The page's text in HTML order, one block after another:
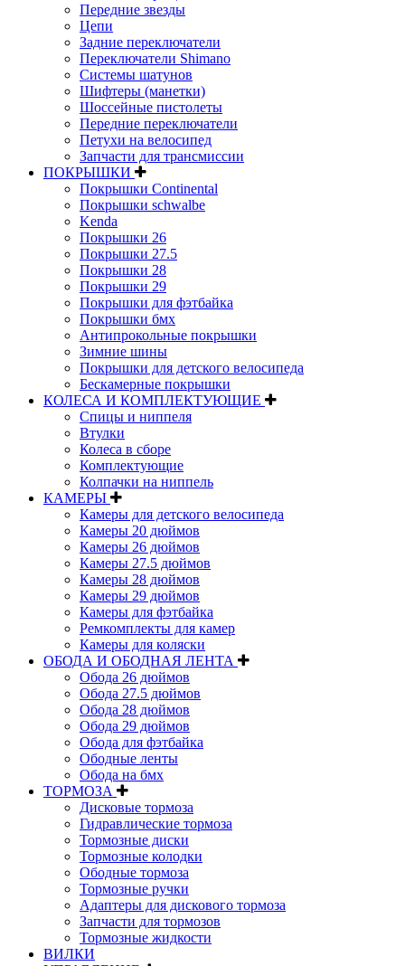
Передние звезды
Цепи
Задние переключатели
Переключатели Shimano
Системы шатунов
Шифтеры (манетки)
Шоссейные пистолеты
Передние переключатели
Петухи на велосипед
Запчасти для трансмиссии
ПОКРЫШКИ
Покрышки Continental
Покрышки schwalbe
Kenda
Покрышки 26
Покрышки 27.5
Покрышки 28
Покрышки 29
Покрышки для фэтбайка
Покрышки бмх
Антипрокольные покрышки
Зимние шины
Покрышки для детского велосипеда
Бескамерные покрышки
КОЛЕСА И КОМПЛЕКТУЮЩИЕ
Спицы и ниппеля
Втулки
Колеса в сборе
Комплектующие
Колпачки на ниппель
КАМЕРЫ
Камеры для детского велосипеда
Камеры 20 дюймов
Камеры 26 дюймов
Камеры 27.5 дюймов
Камеры 28 дюймов
Камеры 29 дюймов
Камеры для фэтбайка
Ремкомплекты для камер
Камеры для коляски
ОБОДА И ОБОДНАЯ ЛЕНТА
Обода 26 дюймов
Обода 27.5 дюймов
Обода 28 дюймов
Обода 29 дюймов
Обода для фэтбайка
Ободные ленты
Обода на бмх
ТОРМОЗА
Дисковые тормоза
Гидравлические тормоза
Тормозные диски
Тормозные колодки
Ободные тормоза
Тормозные ручки
Адаптеры для дискового тормоза
Запчасти для тормозов
Тормозные жидкости
ВИЛКИ